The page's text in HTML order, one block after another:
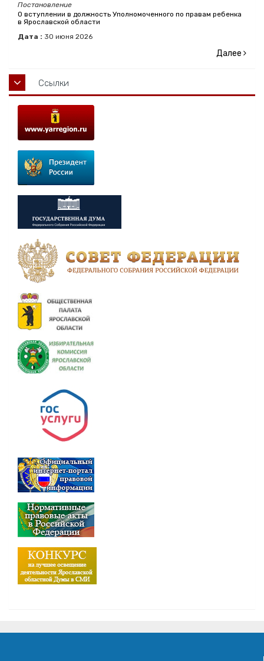
Постановление
О вступлении в должность Уполномоченного по правам ребенка
в Ярославской области
Дата : 30 июня 2026
Далее
Ссылки